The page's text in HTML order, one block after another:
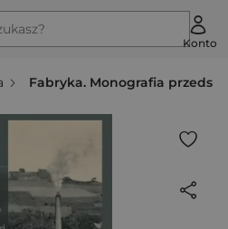
Konto
Fabryka. Monografia